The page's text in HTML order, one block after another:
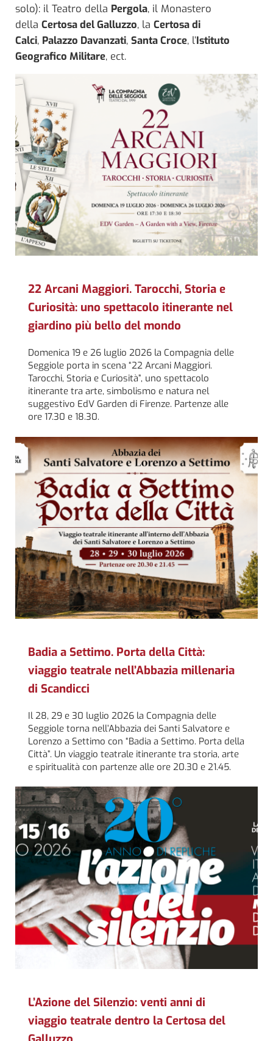
solo): il Teatro della Pergola, il Monastero
della Certosa del Galluzzo, la Certosa di
Calci, Palazzo Davanzati, Santa Croce, l’Istituto
Geografico Militare, ect.
22 Arcani Maggiori. Tarocchi, Storia e
Curiosità: uno spettacolo itinerante nel
giardino più bello del mondo
Domenica 19 e 26 luglio 2026 la Compagnia delle
Seggiole porta in scena “22 Arcani Maggiori.
Tarocchi, Storia e Curiosità”, uno spettacolo
itinerante tra arte, simbolismo e natura nel
suggestivo EdV Garden di Firenze. Partenze alle
ore 17.30 e 18.30.
Badia a Settimo. Porta della Città:
viaggio teatrale nell’Abbazia millenaria
di Scandicci
Il 28, 29 e 30 luglio 2026 la Compagnia delle
Seggiole torna nell’Abbazia dei Santi Salvatore e
Lorenzo a Settimo con “Badia a Settimo. Porta della
Città”. Un viaggio teatrale itinerante tra storia, arte
e spiritualità con partenze alle ore 20.30 e 21.45.
L’Azione del Silenzio: venti anni di
viaggio teatrale dentro la Certosa del